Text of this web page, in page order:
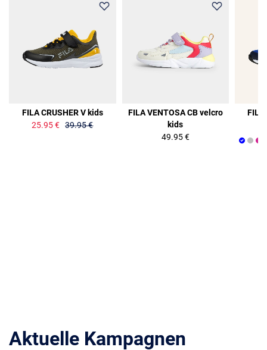
FILA CRUSHER V kids
25.95 € 39.95 €
FILA VENTOSA CB velcro
kids
49.95 €
FILA
Aktuelle Kampagnen